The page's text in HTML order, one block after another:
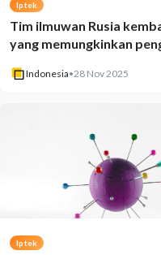
Iptek
Tim ilmuwan Rusia
yang memungkinkan
Indonesia•28 Nov 2025
Iptek